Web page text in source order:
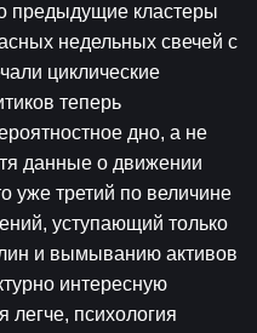
предыдущие кластеры
недельных свечей с
циклические
теперь
дно, а не
данные о движении
уже третий по величине
уступающий только
и вымыванию активов
интересную
легче, психология